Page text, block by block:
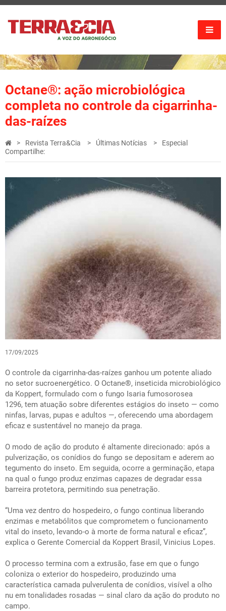
Octane®: ação microbiológica
completa no controle da cigarrinha-
das-raízes
Revista Terra&Cia Últimas Notícias
Especial
Compartilhe:
17/09/2025
O controle da cigarrinha-das-raízes ganhou um potente aliado
no setor sucroenergético. O Octane®, inseticida microbiológico
da Koppert, formulado com o fungo Isaria fumosorosea
1296, tem atuação sobre diferentes estágios do inseto — como
ninfas, larvas, pupas e adultos —, oferecendo uma abordagem
eficaz e sustentável no manejo da praga.
O modo de ação do produto é altamente direcionado: após a
pulverização, os conídios do fungo se depositam e aderem ao
tegumento do inseto. Em seguida, ocorre a germinação, etapa
na qual o fungo produz enzimas capazes de degradar essa
barreira protetora, permitindo sua penetração.
“Uma vez dentro do hospedeiro, o fungo continua liberando
enzimas e metabólitos que comprometem o funcionamento
vital do inseto, levando-o à morte de forma natural e eficaz”,
explica o Gerente Comercial da Koppert Brasil, Vinicius Lopes.
O processo termina com a extrusão, fase em que o fungo
coloniza o exterior do hospedeiro, produzindo uma
característica camada pulverulenta de conídios, visível a olho
nu em tonalidades rosadas — sinal claro da ação do produto no
campo.